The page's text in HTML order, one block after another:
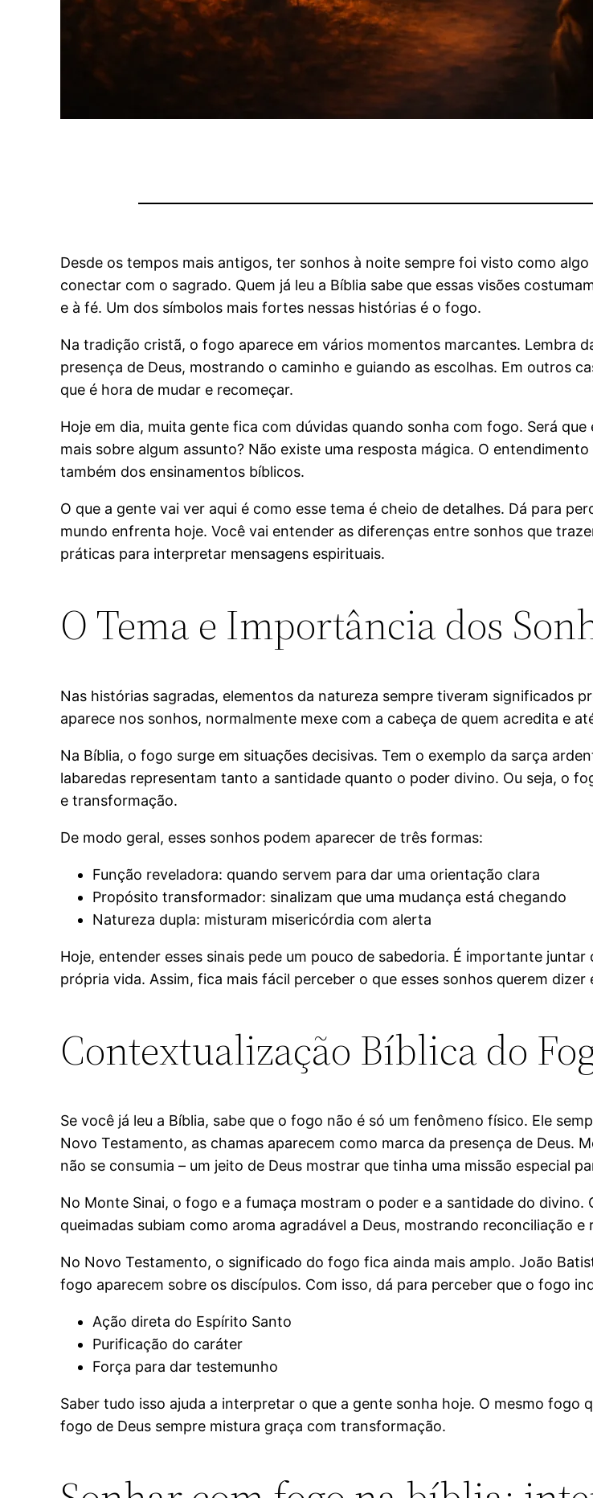
Desde os tempos mais antigos, ter sonhos à noite sempre foi visto como
conectar com o sagrado. Quem já leu a Bíblia sabe que essas visões
e à fé. Um dos símbolos mais fortes nessas histórias é o fogo.
Na tradição cristã, o fogo aparece em vários momentos marcantes. Lembra
presença de Deus, mostrando o caminho e guiando as escolhas. Em outros
que é hora de mudar e recomeçar.
Hoje em dia, muita gente fica com dúvidas quando sonha com fogo. Será
mais sobre algum assunto? Não existe uma resposta mágica. O
também dos ensinamentos bíblicos.
O que a gente vai ver aqui é como esse tema é cheio de detalhes. Dá para
mundo enfrenta hoje. Você vai entender as diferenças entre sonhos que
práticas para interpretar mensagens espirituais.
O Tema e Importância dos
Nas histórias sagradas, elementos da natureza sempre tiveram significados
aparece nos sonhos, normalmente mexe com a cabeça de quem acredita e
Na Bíblia, o fogo surge em situações decisivas. Tem o exemplo da sarça
labaredas representam tanto a santidade quanto o poder divino. Ou seja, o
e transformação.
De modo geral, esses sonhos podem aparecer de três formas:
Função reveladora: quando servem para dar uma orientação clara
Propósito transformador: sinalizam que uma mudança está chegando
Natureza dupla: misturam misericórdia com alerta
Hoje, entender esses sinais pede um pouco de sabedoria. É importante
própria vida. Assim, fica mais fácil perceber o que esses sonhos querem
Contextualização Bíblica do
Se você já leu a Bíblia, sabe que o fogo não é só um fenômeno físico. Ele
Novo Testamento, as chamas aparecem como marca da presença de Deus.
não se consumia – um jeito de Deus mostrar que tinha uma missão especial
No Monte Sinai, o fogo e a fumaça mostram o poder e a santidade do
queimadas subiam como aroma agradável a Deus, mostrando reconciliação e
No Novo Testamento, o significado do fogo fica ainda mais amplo. João
fogo aparecem sobre os discípulos. Com isso, dá para perceber que o fogo
Ação direta do Espírito Santo
Purificação do caráter
Força para dar testemunho
Saber tudo isso ajuda a interpretar o que a gente sonha hoje. O mesmo fogo
fogo de Deus sempre mistura graça com transformação.